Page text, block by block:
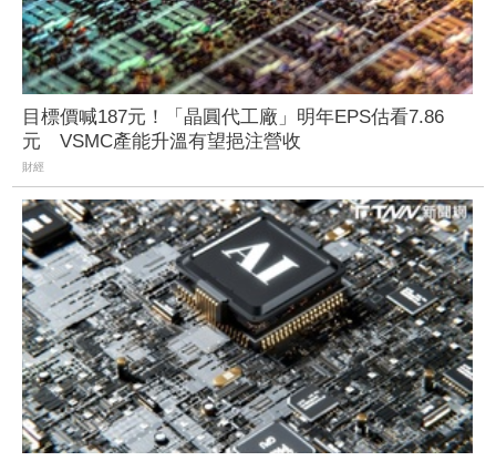
目標價喊187元！「晶圓代工廠」明年EPS估看7.86
元 VSMC產能升溫有望挹注營收
財經